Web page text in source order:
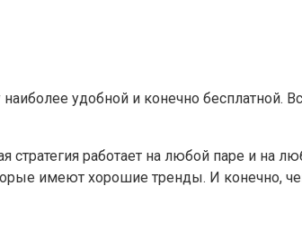
удобной и конечно бесплатной.
стратегия работает на любой паре и
имеют хорошие тренды. И конечно,